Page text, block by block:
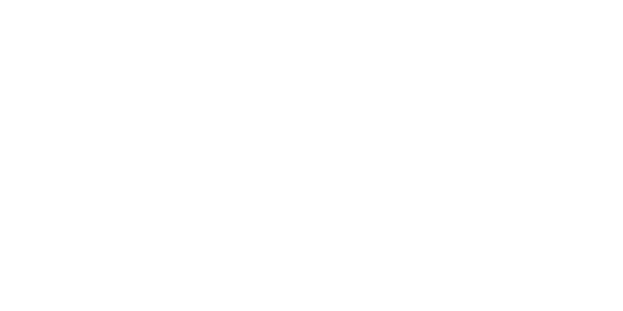
utenti assegnati al profilo Amministratore di sistema dispongono di privilegi di
il profilo standard, le aziende possono concedere privilegi amministrativi
orientato agli oggetti sviluppato da Salesforce per eseguire logica aziendale
una sintassi simile a Java con le funzionalità delle procedure memorizzate nel
complesse e manipolazioni dei dati all'interno dell'architettura cloud multitenant
le funzionalità della piattaforma e abilita risposte personalizzate a eventi di
utente.
barra di navigazione personalizzata che consente di trovare oggetti come lead o
e non memorizzano dati separati. Un record referente rimane invariato sia che
Cambiando app si modifica solo la visualizzazione o le schede visibili nella
da un'icona griglia 3x3 nell'angolo superiore sinistro. Offre un'unica
personalizzata e connessa (di terze parti) disponibile all'altra.
app per accedere direttamente a elementi specifici (ad esempio oggetti, operazioni